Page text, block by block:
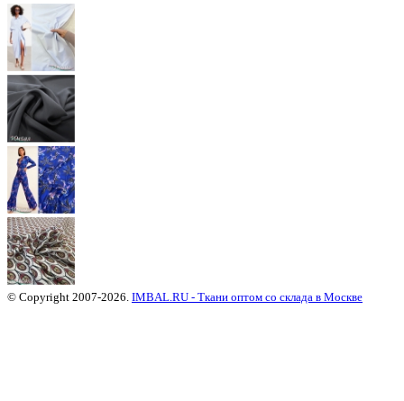
© Copyright 2007-2026. IMBAL.RU - Ткани оптом со склада в Москве